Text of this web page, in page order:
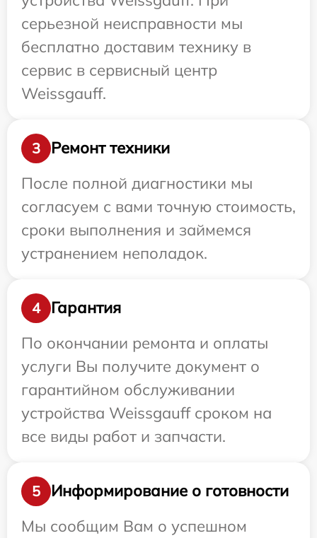
серьезной неисправности мы
бесплатно доставим технику в
сервис в сервисный центр
Weissgauff.
3
Ремонт техники
После полной диагностики мы
согласуем с вами точную стоимость,
сроки выполнения и займемся
устранением неполадок.
4
Гарантия
По окончании ремонта и оплаты
услуги Вы получите документ о
гарантийном обслуживании
устройства Weissgauff сроком на
все виды работ и запчасти.
5
Информирование о готовности
Мы сообщим Вам о успешном